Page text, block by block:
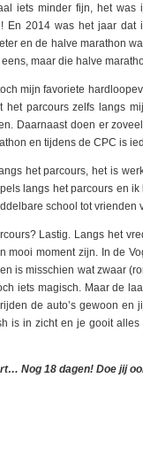
iets minder fijn, het
2014 was het jaar dat
en de halve marathon
maar die halve
mijn favoriete
het parcours zelfs langs
Daarnaast doen er
en tijdens de CPC is
het parcours, het is
langs het parcours en
school tot vrienden
Lastig. Langs het
mooi moment zijn. In de
is misschien wat zwaar
iets magisch. Maar de
de auto’s gewoon
is in zicht en je gooit
Nog 18 dagen! Doe jij